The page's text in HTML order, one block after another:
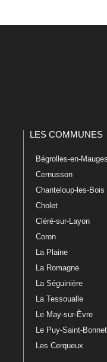
LES COMMUNES
Bégrolles-en-Mauges
Cernusson
Chanteloup-les-Bois
Cholet
Cléré-sur-Layon
Coron
La Plaine
La Romagne
La Séguinière
La Tessoualle
Le May-sur-Èvre
Le Puy-Saint-Bonnet
Les Cerqueux